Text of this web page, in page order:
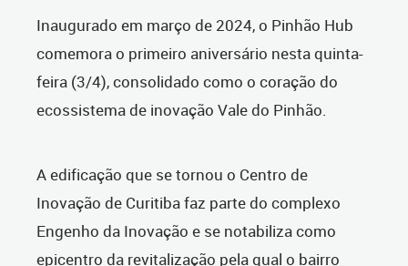
Inaugurado em março de 2024, o Pinhão Hub
comemora o primeiro aniversário nesta quinta-
feira (3/4), consolidado como o coração do
ecossistema de inovação Vale do Pinhão.
A edificação que se tornou o Centro de
Inovação de Curitiba faz parte do complexo
Engenho da Inovação e se notabiliza como
epicentro da revitalização pela qual o bairro